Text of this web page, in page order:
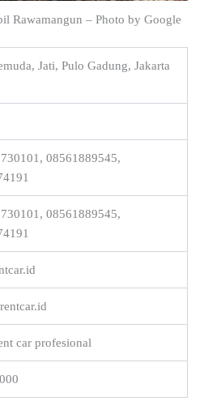
Rawamangun – Photo by Google
Jati, Pulo Gadung, Jakarta
08561889545,
08561889545,
car profesional